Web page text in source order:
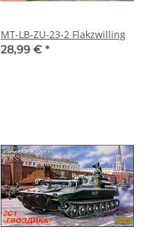
MT-LB-ZU-23-2 Flakzwilling
28,99 € *